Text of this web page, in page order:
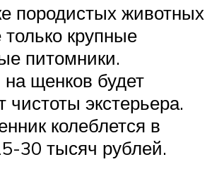
породистых животных
крупные
питомники.
щенков будет
чистоты экстерьера.
колеблется в
30 тысяч рублей.